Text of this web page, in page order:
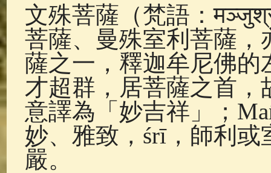
佛典故事 (37) 佛說療痔(腫瘤)
文殊菩薩（梵語：
菩薩、曼殊室利菩薩
薩之一，釋迦牟尼佛
才超群，居菩薩之首
意譯為「妙吉祥」；
妙、雅致，śrī，師利
嚴。